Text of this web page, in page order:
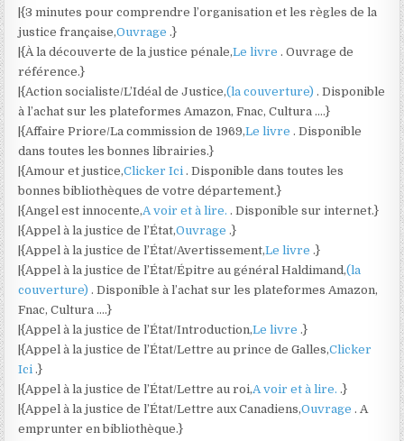
|{3 minutes pour comprendre l’organisation et les règles de la
justice française,Ouvrage.}
|{À la découverte de la justice pénale,Le livre. Ouvrage de
référence.}
|{Action socialiste/L’Idéal de Justice,(la couverture). Disponible
à l’achat sur les plateformes Amazon, Fnac, Cultura ….}
|{Affaire Priore/La commission de 1969,Le livre. Disponible
dans toutes les bonnes librairies.}
|{Amour et justice,Clicker Ici. Disponible dans toutes les
bonnes bibliothèques de votre département.}
|{Angel est innocente,A voir et à lire.. Disponible sur internet.}
|{Appel à la justice de l’État,Ouvrage.}
|{Appel à la justice de l’État/Avertissement,Le livre.}
|{Appel à la justice de l’État/Épitre au général Haldimand,(la
couverture). Disponible à l’achat sur les plateformes Amazon,
Fnac, Cultura ….}
|{Appel à la justice de l’État/Introduction,Le livre.}
|{Appel à la justice de l’État/Lettre au prince de Galles,Clicker
Ici.}
|{Appel à la justice de l’État/Lettre au roi,A voir et à lire..}
|{Appel à la justice de l’État/Lettre aux Canadiens,Ouvrage. A
emprunter en bibliothèque.}